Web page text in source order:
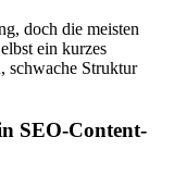
doch die meisten
ein kurzes
schwache Struktur
SEO-Content-